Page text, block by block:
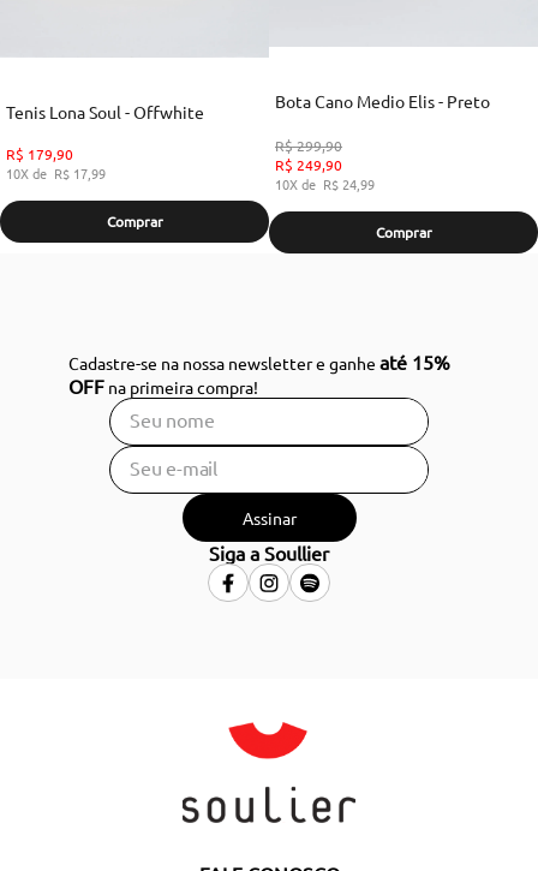
Tenis Lona Soul - Offwhite
R$ 179,90
10
R$ 17,99
Comprar
Bota Cano Medio Elis - Preto
R$299,90
R$ 249,90
10
R$ 24,99
Comprar
Cadastre-se na nossa newsletter e ganheaté 15%
OFF na primeira compra!
Assinar
Siga a Soullier